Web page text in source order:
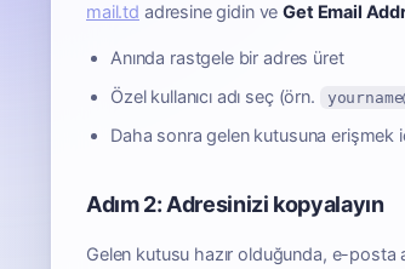
mail.td adresine gidin veGet Email
Anında rastgele bir adres üret
Özel kullanıcı adı seç (örn.
Daha sonra gelen kutusuna erişmek
Adım 2: Adresinizi kopyalayın
Gelen kutusu hazır olduğunda, e-posta